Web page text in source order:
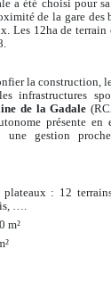
a été choisi pour
de la gare des
Les 12ha de terrain
la construction,
infrastructures
de la Gadale
présente en
gestion
: 12
….
m²